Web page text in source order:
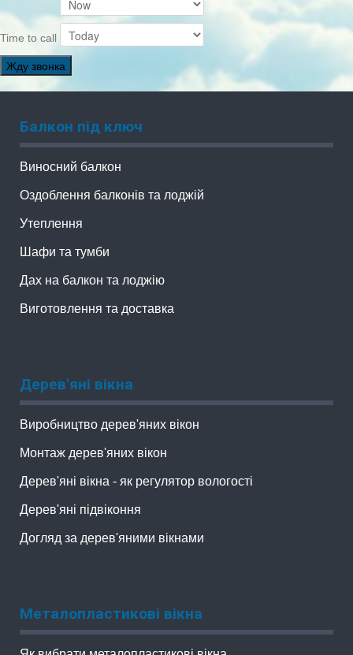
Time to call
Жду звонка
Балкон під ключ
Виносний балкон
Оздоблення балконів та лоджій
Утеплення
Шафи та тумби
Дах на балкон та лоджію
Виготовлення та доставка
Дерев'яні вікна
Виробництво дерев'яних вікон
Монтаж дерев'яних вікон
Дерев'яні вікна - як регулятор вологості
Дерев'яні підвіконня
Догляд за дерев'яними вікнами
Металопластикові вікна